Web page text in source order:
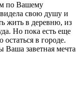
по Вашему
свою душу и
жить в деревню, из
Но пока есть еще
в городе.
Ваша заветная мечта